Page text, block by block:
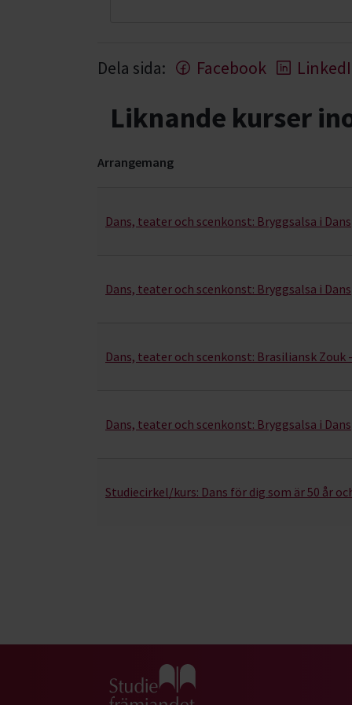
Dela sida: Facebook
Liknande kurser
Arrangemang
Dans, teater och scenkonst: Bryggsalsa i
Dans, teater och scenkonst: Bryggsalsa i
Dans, teater och scenkonst: Brasiliansk Zouk
Dans, teater och scenkonst: Bryggsalsa i
Studiecirkel/kurs: Dans för dig som är 50 år
Gå till studiefrämjandets startsida